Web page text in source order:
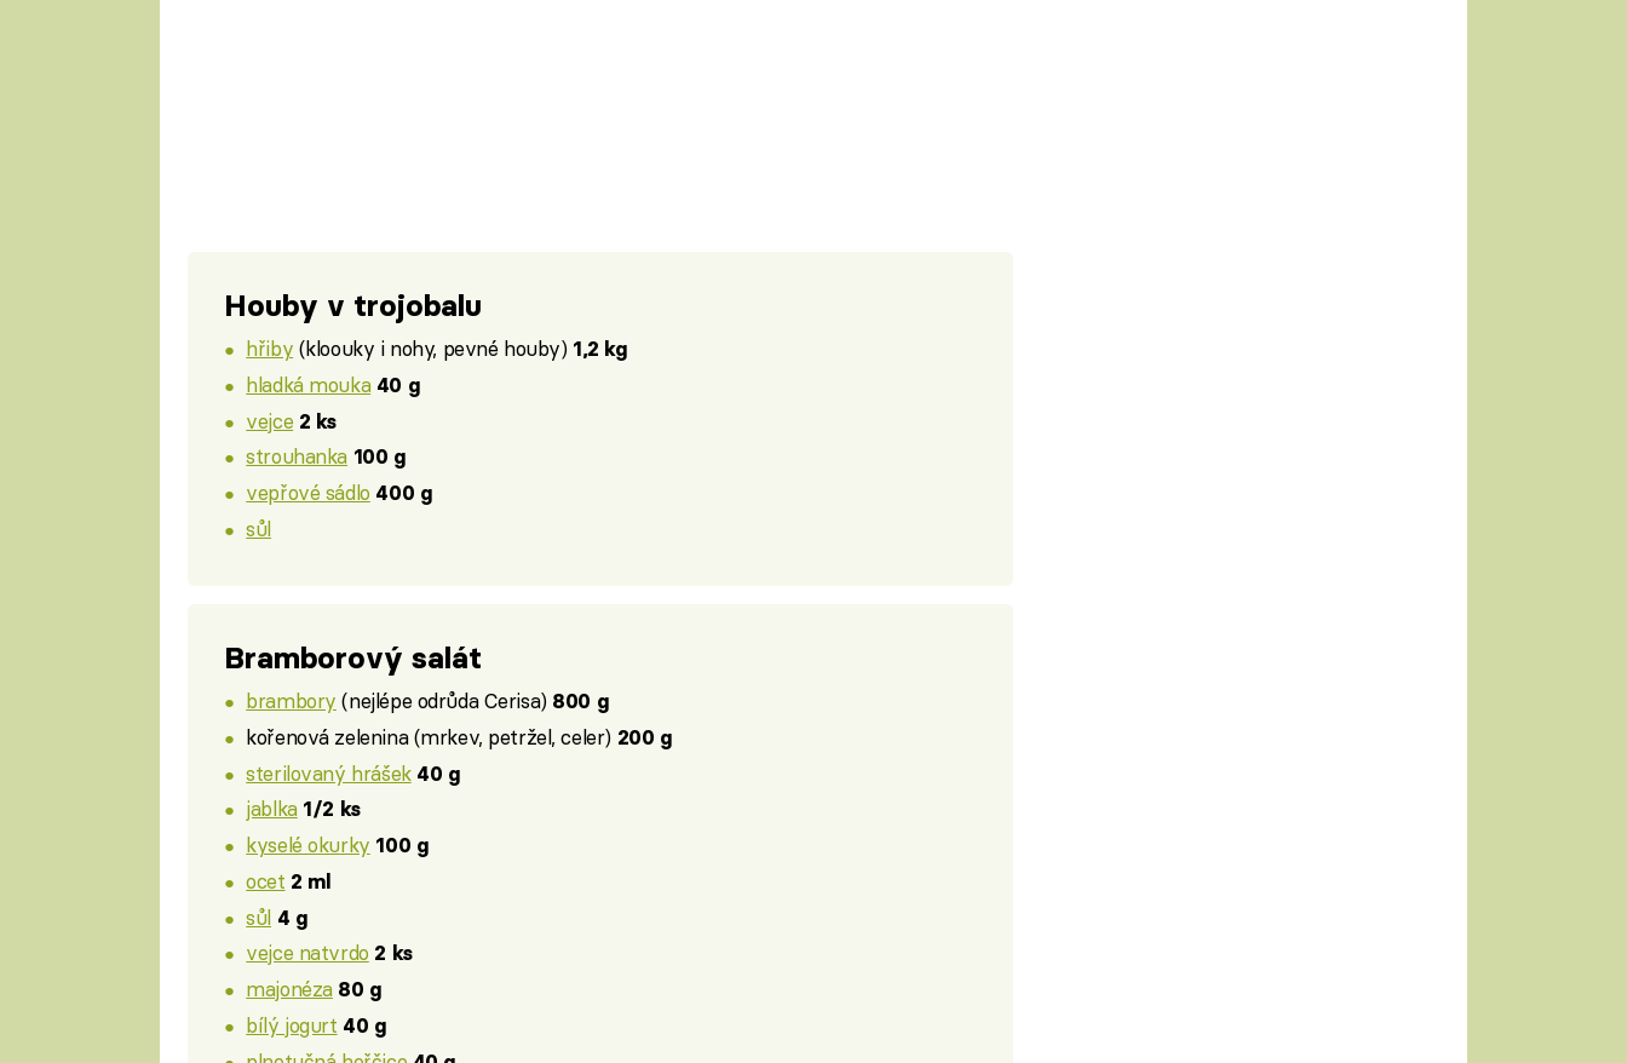
Houby v trojobalu
hřiby (kloouky i nohy, pevné houby) 1,2 kg
hladká mouka 40 g
vejce 2 ks
strouhanka 100 g
vepřové sádlo 400 g
sůl
Bramborový salát
brambory (nejlépe odrůda Cerisa) 800 g
kořenová zelenina (mrkev, petržel, celer) 200 g
sterilovaný hrášek 40 g
jablka 1/2 ks
kyselé okurky 100 g
ocet 2 ml
sůl 4 g
vejce natvrdo 2 ks
majonéza 80 g
bílý jogurt 40 g